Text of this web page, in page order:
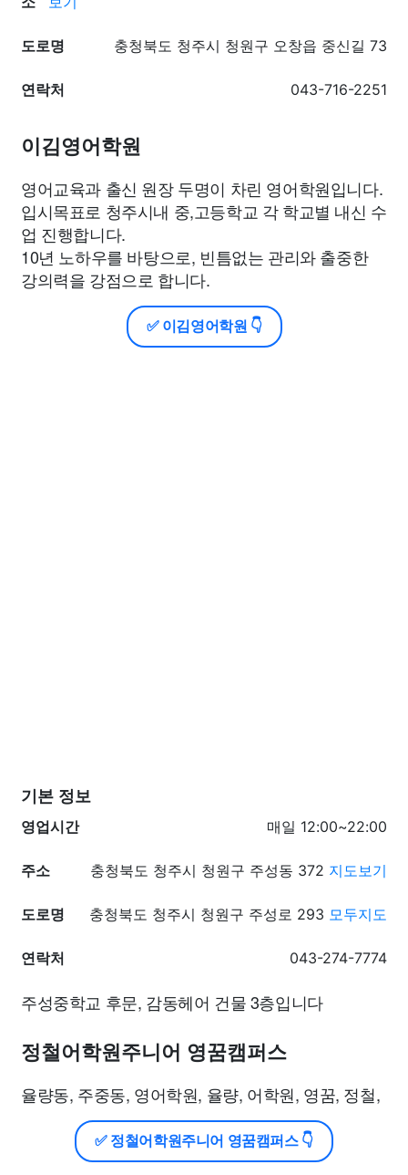
도로명 충청북도 청주시 청원구 오창읍 중신길 73
연락처 043-716-2251
이김영어학원
영어교육과 출신 원장 두명이 차린 영어학원입니다.
입시목표로 청주시내 중,고등학교 각 학교별 내신 수
업 진행합니다.
10년 노하우를 바탕으로, 빈틈없는 관리와 출중한
강의력을 강점으로 합니다.
✅ 이김영어학원 👇
기본 정보
영업시간
매일 12:00~22:00
주소 충청북도 청주시 청원구 주성동 372 지도보기
도로명 충청북도 청주시 청원구 주성로 293 모두지도
연락처 043-274-7774
주성중학교 후문, 감동헤어 건물 3층입니다
정철어학원주니어 영꿈캠퍼스
율량동, 주중동, 영어학원, 율량, 어학원, 영꿈, 정철,
✅ 정철어학원주니어 영꿈캠퍼스 👇